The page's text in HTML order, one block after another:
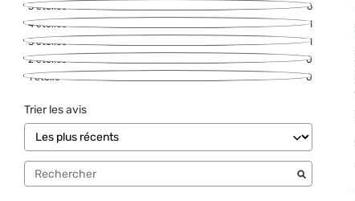
5étoiles
6
4étoiles
1
3étoiles
1
2étoiles
0
1étoile 0
Trier les avis